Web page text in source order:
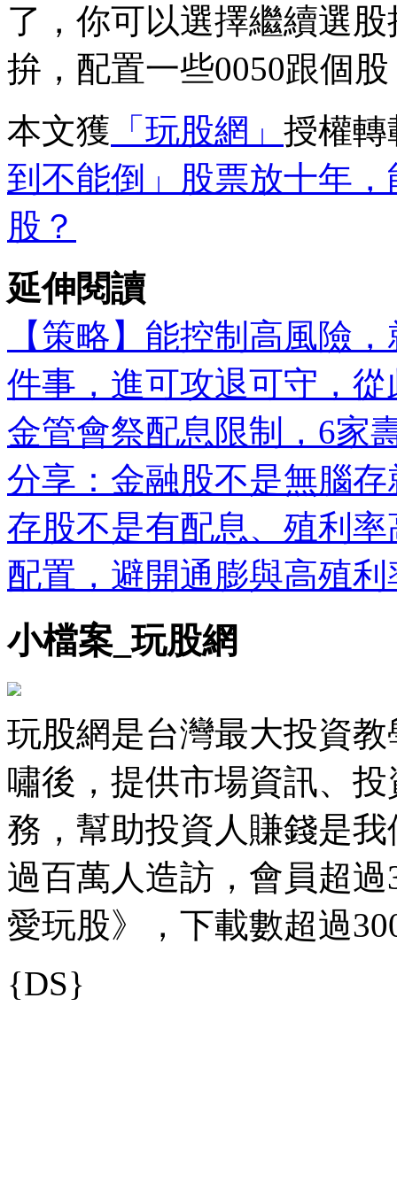
了，你可以選擇繼續選
拚，配置一些0050跟個
本文獲 「玩股網」 授權轉
到不能倒」股票放十年
股？
延伸閱讀
【策略】能控制高風險
件事，進可攻退可守，
金管會祭配息限制，6家
分享：金融股不是無腦存
存股不是有配息、殖利
配置，避開通膨與高殖利
小檔案_玩股網
玩股網是台灣最大投資
嘯後，提供市場資訊、
務，幫助投資人賺錢是
過百萬人造訪，會員超過
愛玩股》，下載數超過
{DS}